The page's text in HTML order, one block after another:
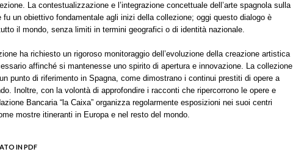
La contestualizzazione e l’integrazione concettuale dell’arte spagnola sulla
fu un obiettivo fondamentale agli inizi della collezione; oggi questo dialogo è
il mondo, senza limiti in termini geografici o di identità nazionale.
ha richiesto un rigoroso monitoraggio dell’evoluzione della creazione artistica
affinché si mantenesse uno spirito di apertura e innovazione. La collezione
punto di riferimento in Spagna, come dimostrano i continui prestiti di opere a
Inoltre, con la volontà di approfondire i racconti che ripercorrono le opere e
Bancaria “la Caixa” organizza regolarmente esposizioni nei suoi centri
mostre itineranti in Europa e nel resto del mondo.
IN PDF